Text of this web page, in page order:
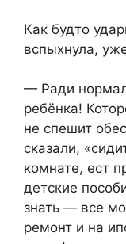
Как будто
вспыхнула,
— Ради
ребёнка!
не спешит
сказали,
комнате, ест
детские
знать — все
ремонт и на